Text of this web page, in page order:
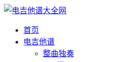
首页
电吉他谱
整曲独奏